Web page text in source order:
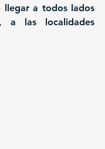
llegar a todos lados
a las localidades